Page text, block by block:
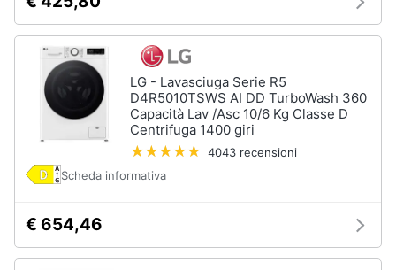
cucire
professionali
Friggitrice
professionale
Idropulitrice
professionale
Elettrodomestici
in
offerta
LG - Lavasciuga Serie R5
D4R5010TSWS AI DD TurboWash 360
Capacità Lav /Asc 10/6 Kg Classe D
Centrifuga 1400 giri
4043 recensioni
Scheda informativa
€ 654,46